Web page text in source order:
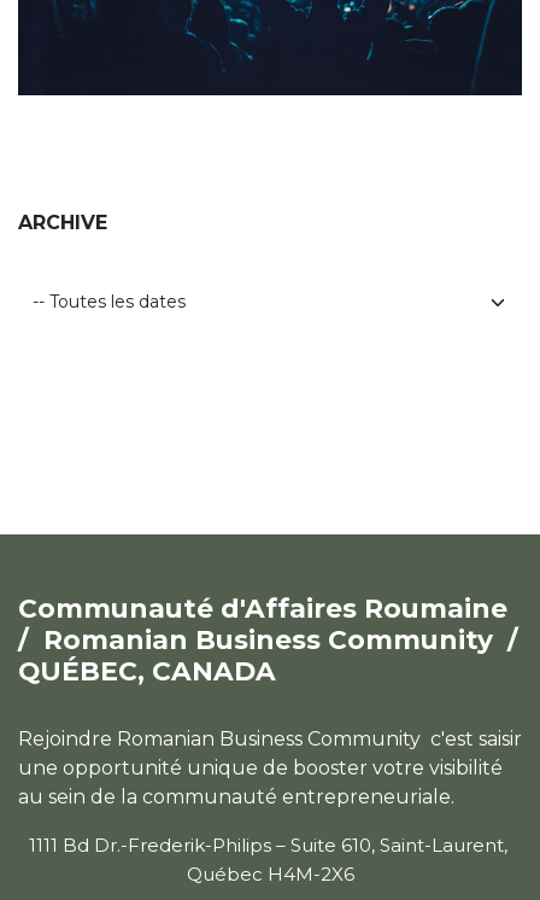
ARCHIVE
Communauté d'Affaires Roumaine
/ Romanian Business Community /
QUÉBEC, CANADA
Rejoindre Romanian Business Community c'est saisir
une opportunité unique de booster votre visibilité
au sein de la communauté entrepreneuriale.
1111 Bd Dr.-Frederik-Philips – Suite 610, Saint-Laurent,
Québec H4M-2X6